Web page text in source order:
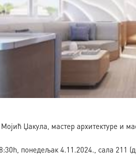
Џакула, мастер архитектуре и
понедељак 4.11.2024., сала 211